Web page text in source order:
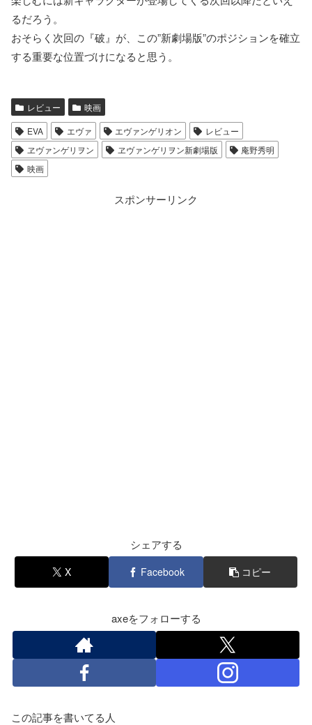
るだろう。
おそらく次回の『破』が、この”新劇場版”のポジションを確立
する重要な位置づけになると思う。
レビュー 映画
EVA エヴァ エヴァンゲリオン
レビュー
ヱヴァンゲリヲン
ヱヴァンゲリヲン新劇場版
庵野秀明
映画
スポンサーリンク
シェアする
X Facebook コピー
axeをフォローする
この記事を書いてる人